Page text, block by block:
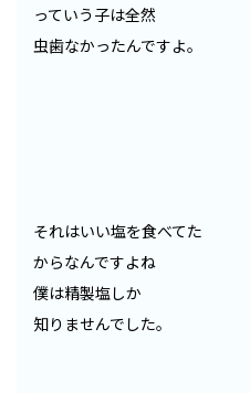
っていう子は全然
虫歯なかったんですよ。
それはいい塩を食べてた
からなんですよね
僕は精製塩しか
知りませんでした。